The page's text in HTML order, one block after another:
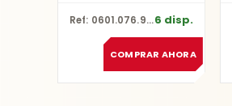
Ref: 0601.076.900-0006 disp.
COMPRAR AHORA